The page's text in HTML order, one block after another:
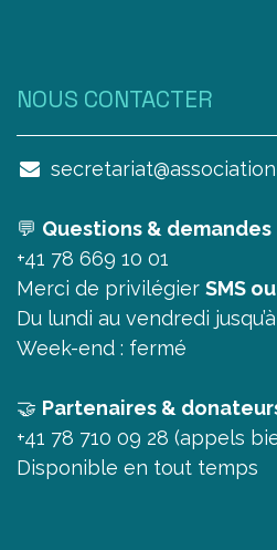
NOUS CONTAC​TER
💬 Questions & demandes
+41 78 669 10 01
Merci de privilégier SMS
Du lundi au vendredi
Week-end : fermé
🤝 Partenaires &
+41 78 710 09 28 (appels
Disponible en tout temps